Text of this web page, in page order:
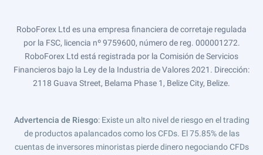
RoboForex Ltd es una empresa financiera de corretaje regulada
por la FSC, licencia nº 9759600, número de reg. 000001272.
RoboForex Ltd está registrada por la Comisión de Servicios
Financieros bajo la Ley de la Industria de Valores 2021. Dirección:
2118 Guava Street, Belama Phase 1, Belize City, Belize.
Advertencia de Riesgo: Existe un alto nivel de riesgo en el trading
de productos apalancados como los CFDs. El 75.85% de las
cuentas de inversores minoristas pierde dinero negociando CFDs